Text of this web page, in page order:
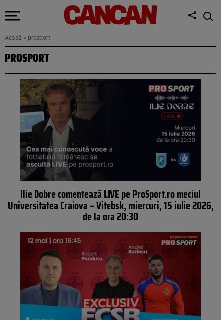
Acasă » prosport
PROSPORT
Ilie Dobre comentează LIVE pe ProSport.ro meciul
Universitatea Craiova – Vitebsk, miercuri, 15 iulie 2026,
de la ora 20:30